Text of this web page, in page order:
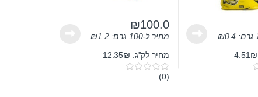
₪0.4
₪100.0
מחיר ל-100 גרם: ₪1.2
מחיר לק"ג: 12.35₪
0
(0)